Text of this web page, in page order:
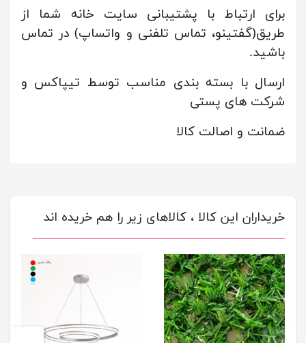
برای ارتباط با پشتیبانی سایت خانه شما از
طریق(گفتینو، تماس تلفنی و واتساپ) در تماس
باشید.
ارسال با بسته بندی مناسب توسط تیپاکس و
شرکت های پستی
ضمانت و اصالت کالا
خریداران این کالا ، کالاهای زیر را هم خریده اند